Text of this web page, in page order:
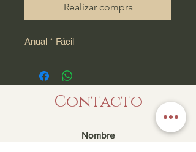
Realizar compra
Anual * Fácil
Contacto